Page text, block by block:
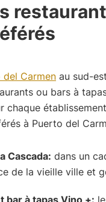
Carmen au sud-
ou bars à
chaque
à Puerto del
Cascada: dans un
de la vieille ville et